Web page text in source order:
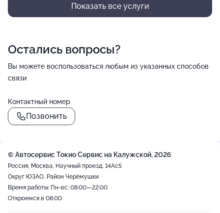
Показать все услуги
Остались вопросы?
Вы можете воспользоваться любым из указанных способов
связи
Контактный номер
Позвонить
© Автосервис Токио Сервис на Калужской, 2026
Россия, Москва, Научный проезд, 14Ас5
Округ ЮЗАО, Район Черёмушки
Время работы: Пн-вс: 08:00—22:00
Откроемся в 08:00